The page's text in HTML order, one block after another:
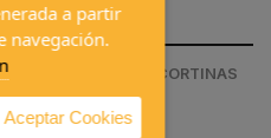
/ PERSIANAS Y CORTINAS
a partir
navegación.
Aceptar Cookies